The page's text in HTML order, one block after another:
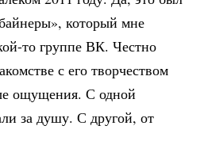
который мне
то группе ВК. Честно
с его творчеством
ощущения. С одной
за душу. С другой, от